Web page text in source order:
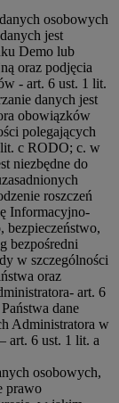
osobowych
jest
Demo lub
oraz podjęcia
- art. 6 ust. 1 lit.
danych jest
obowiązków
polegających
c RODO; c. w
niezbędne do
roszczeń
Informacyjno-
bezpośredni
w szczególności
oraz
art. 6
dane
Administratora w
art. 6 ust. 1 lit. a
osobowych,
prawo